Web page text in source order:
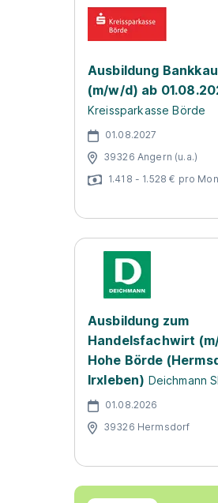
Ausbildung
(m/w/d) ab
Kreissparkasse Börde
01.08.2027
39326 Angern (u.a.)
1.418 - 1.528 € pro
Ausbildung zum
Handelsfachwirt
Hohe Börde
Irxleben) Deichmann
01.08.2026
39326 Hermsdorf